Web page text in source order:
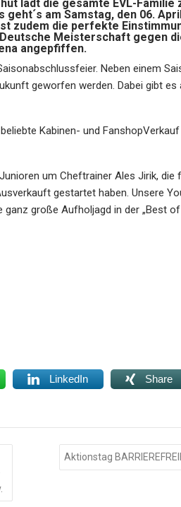
lädt die gesamte EVL-Familie
am Samstag, den 06.
zudem die perfekte
Meisterschaft gegen
angepfiffen.
Neben einem
geworfen werden. Dabei gibt
Kabinen- und
um Cheftrainer Ales Jirik, die
gestartet haben. Unsere
große Aufholjagd in der „Best
LinkedIn Share
Aktionstag